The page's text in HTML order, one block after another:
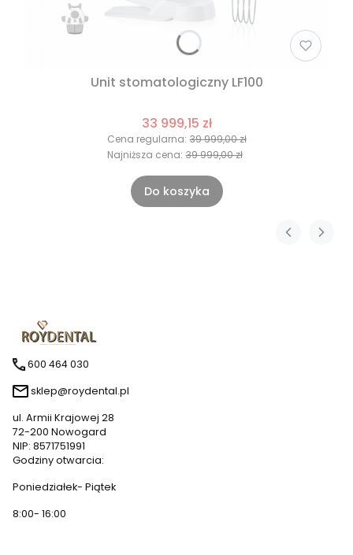
Unit stomatologiczny LF100
33 999,15 zł
Cena regularna: 39 999,00 zł
Najniższa cena: 39 999,00 zł
Do koszyka
600 464 030
sklep@roydental.pl
ul. Armii Krajowej 28
72-200 Nowogard
NIP: 8571751991
Godziny otwarcia:
Poniedziałek- Piątek
8:00- 16:00